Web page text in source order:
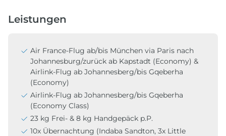
Leistungen
Air France-Flug ab/bis München via Paris nach
Johannesburg/zurück ab Kapstadt (Economy) &
Airlink-Flug ab Johannesberg/bis Gqeberha
(Economy)
Airlink-Flug ab Johannesberg/bis Gqeberha
(Economy Class)
23 kg Frei- & 8 kg Handgepäck p.P.
10x Übernachtung (Indaba Sandton, 3x Little